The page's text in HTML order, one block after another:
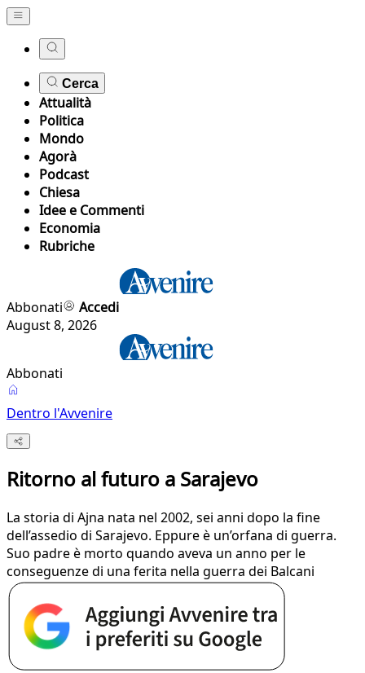
Cerca
Attualità
Politica
Mondo
Agorà
Podcast
Chiesa
Idee e Commenti
Economia
Rubriche
Abbonati
Accedi
August 8, 2026
Abbonati
Dentro l'Avvenire
Ritorno al futuro a Sarajevo
La storia di Ajna nata nel 2002, sei anni dopo la fine
dell’assedio di Sarajevo. Eppure è un’orfana di guerra.
Suo padre è morto quando aveva un anno per le
conseguenze di una ferita nella guerra dei Balcani